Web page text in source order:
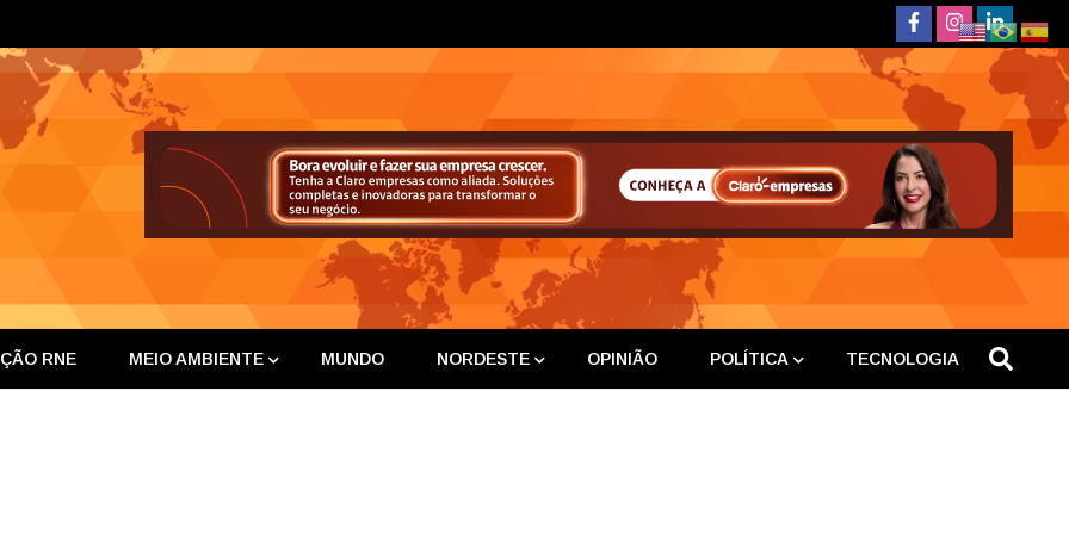
Nordeste
RNE MEIO AMBIENTE MUNDO NORDESTE OPINIÃO POLÍTICA TECNOLOGIA